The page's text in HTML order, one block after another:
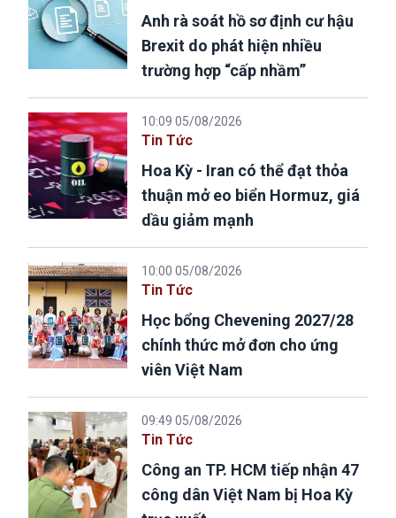
Anh rà soát hồ sơ định cư hậu
Brexit do phát hiện nhiều
trường hợp “cấp nhầm”
10:09 05/08/2026
Tin Tức
Hoa Kỳ - Iran có thể đạt thỏa
thuận mở eo biển Hormuz, giá
dầu giảm mạnh
10:00 05/08/2026
Tin Tức
Học bổng Chevening 2027/28
chính thức mở đơn cho ứng
viên Việt Nam
09:49 05/08/2026
Tin Tức
Công an TP. HCM tiếp nhận 47
công dân Việt Nam bị Hoa Kỳ